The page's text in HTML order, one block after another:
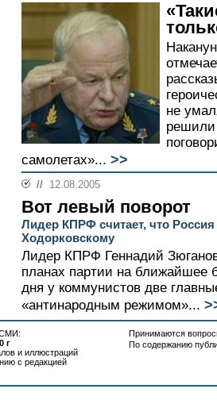
не
решили
самолетах»... >>
// 12.08.2005
Вот левый поворот
Лидер КПРФ считает, что
Ходорковскому
Лидер КПРФ Геннадий
планах партии на ближайшее
дня у коммунистов две
«антинародным режимом»...
СМИ:
г
и иллюстраций
с редакцией
Принимаются
По содержанию